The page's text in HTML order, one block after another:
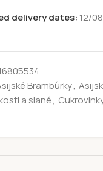
delivery dates: 12/
Brambůrky,
a slané,